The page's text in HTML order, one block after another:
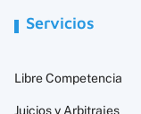
Servicios
Libre Competencia
Juicios y Arbitrajes